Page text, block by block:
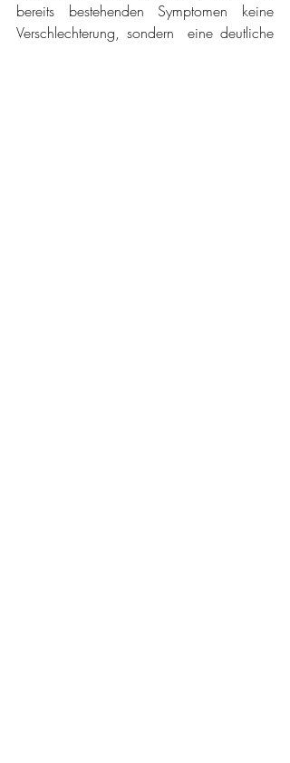
bereits bestehenden Symptomen keine
Verschlechterung, sondern  eine deutliche